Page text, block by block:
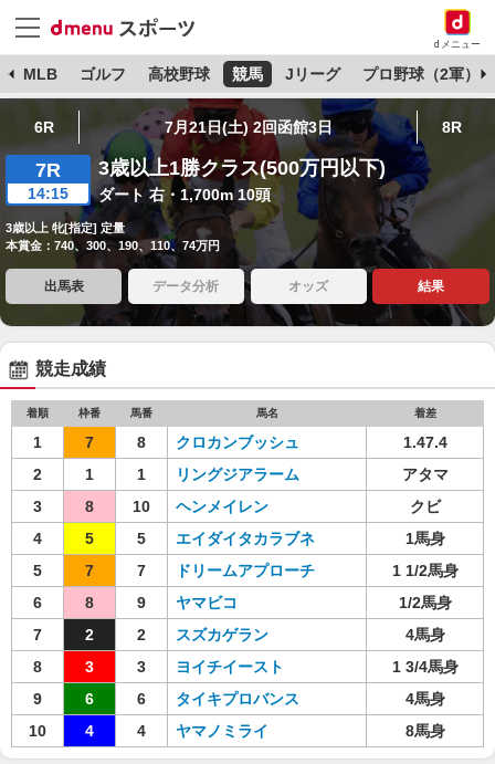
dメニュー
MLB ゴルフ 高校野球 競馬 Jリーグ プロ野球（2軍）
6R 7月21日(土) 2回函館3日 8R
7R
14:15
3歳以上1勝クラス(500万円以下)
ダート 右・1,700m 10頭
3歳以上 牝[指定] 定量
本賞金：740、300、190、110、74万円
出馬表 データ分析 オッズ 結果
競走成績
着順 枠番 馬番 馬名 着差
1 7 8 クロカンブッシュ
1.47.4
2
1 1 リングジアラーム
アタマ
3
8 10 ヘンメイレン
クビ
4
5 5 エイダイタカラブネ
1馬身
5
7 7 ドリームアプローチ
1 1/2馬身
6
8 9 ヤマビコ
1/2馬身
7
2 2 スズカゲラン
4馬身
8
3 3 ヨイチイースト
1 3/4馬身
9
6 6 タイキプロバンス
4馬身
10
4 4 ヤマノミライ 8馬身